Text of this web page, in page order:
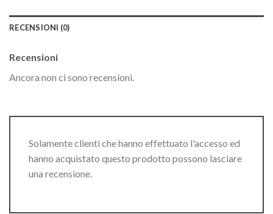
RECENSIONI (0)
Recensioni
Ancora non ci sono recensioni.
Solamente clienti che hanno effettuato l'accesso ed
hanno acquistato questo prodotto possono lasciare
una recensione.